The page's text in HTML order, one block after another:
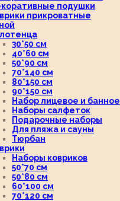
подушки
прикроватные
30*50 см
40*60 см
50*90 см
70*140 см
80*150 см
90*150 см
Набор лицевое и банное
Наборы салфеток
Подарочные наборы
Для пляжа и сауны
Тюрбан
Наборы ковриков
50*70 см
50*80 см
60*100 см
70*120 см